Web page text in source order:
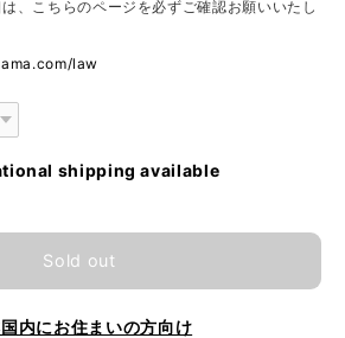
、こちらのページを必ずご確認お願いいたし
law
shipping available
Sold out
内にお住まいの方向け